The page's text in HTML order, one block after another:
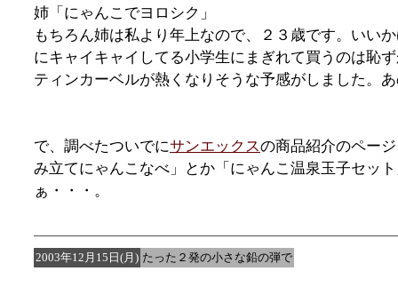
姉「にゃんこでヨロシク」
もちろん姉は私より年上なので、２３歳です。いい
にキャイキャイしてる小学生にまぎれて買うのは恥
ティンカーベルが熱くなりそうな予感がしました。
で、調べたついでにサンエックスの商品紹介のペー
み立てにゃんこなべ」とか「にゃんこ温泉玉子セッ
ぁ・・・。
2003年12月15日(月) たった２発の小さな鉛の弾で